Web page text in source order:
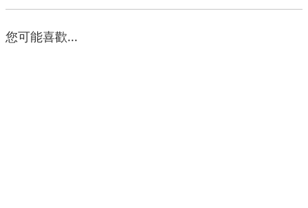
您可能喜歡...